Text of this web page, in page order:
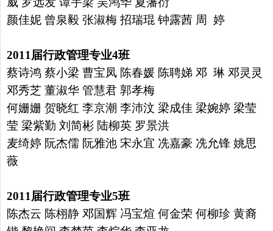
颜佳妮 曾泉毅 张淑梅 招瑞琨 钟露茜 周 婷
2011 届行政管理专业4班
蔡诗鸿 蔡小梁 曹宝凤 陈春媛 陈聘娣 邓 琳 邓灵灵
邓秀芝 董淑华 管慧君 郭孝梅
何姗姗 贺晓红 李京潮 李沛汶 梁成佳 梁婉婷 梁莹
莹 梁紫勤 刘简彬 陆柳英 罗景洪
麦绮婷 阮杰儒 阮雅池 宋永宜 冼嘉豪 冼允锋 姚思
薇
2011 届行政管理专业5班
陈杰云 陈栩静 邓国辉 冯宝煊 何金荣 何柳珍 黄裔